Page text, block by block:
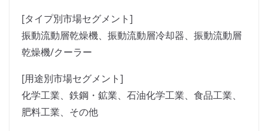
[タイプ別市場セグメント]
振動流動層乾燥機、振動流動層冷却器、振動流動層
乾燥機/クーラー
[用途別市場セグメント]
化学工業、鉄鋼・鉱業、石油化学工業、食品工業、
肥料工業、その他